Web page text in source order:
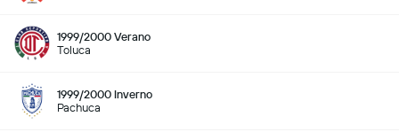
1999/2000 Verano
Toluca
1999/2000 Inverno
Pachuca